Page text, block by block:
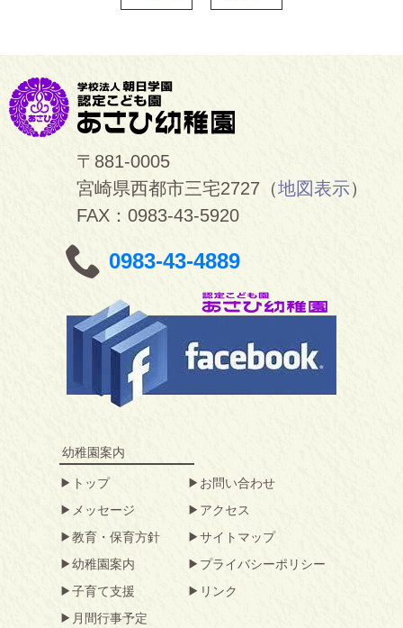
〒881-0005
宮崎県西都市三宅2727（地図表示）
FAX：0983-43-5920
0983-43-4889
幼稚園案内
トップ
メッセージ
教育・保育方針
幼稚園案内
子育て支援
月間行事予定
お問い合わせ
アクセス
サイトマップ
プライバシーポリシー
リンク